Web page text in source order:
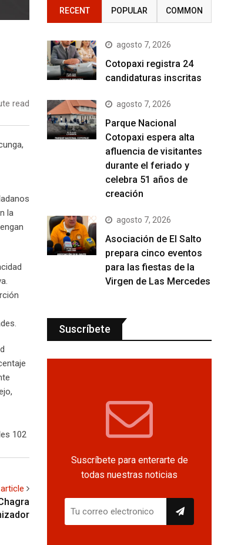
read
la
102
RECENT POPULAR COMMON
agosto 7, 2026
Cotopaxi registra 24
candidaturas inscritas
agosto 7, 2026
Parque Nacional
Cotopaxi espera alta
afluencia de visitantes
durante el feriado y
celebra 51 años de
creación
agosto 7, 2026
Asociación de El Salto
prepara cinco eventos
para las fiestas de la
Virgen de Las Mercedes
Suscríbete
Suscríbete para enterarte de
todas nuestras noticias